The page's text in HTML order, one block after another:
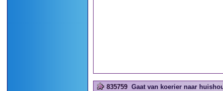
835759 Gaat van koerier naar